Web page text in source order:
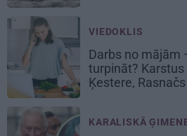
VIEDOKLIS
Darbs no mājām
turpināt?
Ķestere,
KARALISKĀ